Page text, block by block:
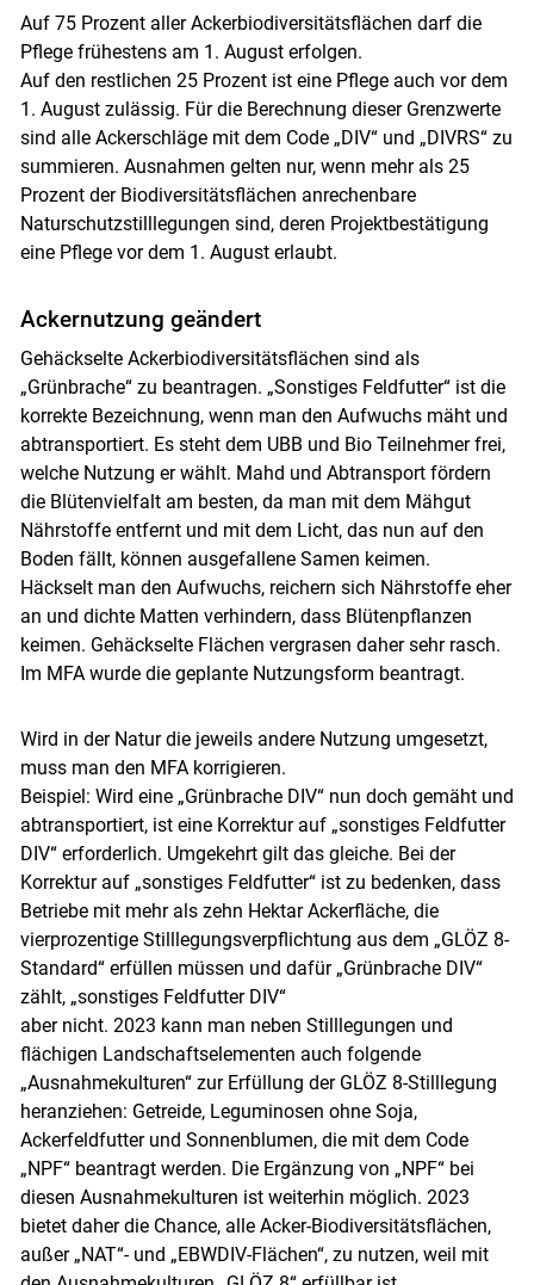
Skip to main content
Auf 75 Prozent aller Ackerbiodiversitätsflächen darf die
Pflege frühestens am 1. August erfolgen.
Auf den restlichen 25 Prozent ist eine Pflege auch vor dem
1. August zulässig. Für die Berechnung dieser Grenzwerte
sind alle Ackerschläge mit dem Code „DIV“ und „DIVRS“ zu
summieren. Ausnahmen gelten nur, wenn mehr als 25
Prozent der Biodiversitätsflächen anrechenbare
Naturschutzstilllegungen sind, deren Projektbestätigung
eine Pflege vor dem 1. August erlaubt.
Ackernutzung geändert
Gehäckselte Ackerbiodiversitätsflächen sind als
„Grünbrache“ zu beantragen. „Sonstiges Feldfutter“ ist die
korrekte Bezeichnung, wenn man den Aufwuchs mäht und
abtransportiert. Es steht dem UBB und Bio Teilnehmer frei,
welche Nutzung er wählt. Mahd und Abtransport fördern
die Blütenvielfalt am besten, da man mit dem Mähgut
Nährstoffe entfernt und mit dem Licht, das nun auf den
Boden fällt, können ausgefallene Samen keimen.
Häckselt man den Aufwuchs, reichern sich Nährstoffe eher
an und dichte Matten verhindern, dass Blütenpflanzen
keimen. Gehäckselte Flächen vergrasen daher sehr rasch.
Im MFA wurde die geplante Nutzungsform beantragt.
Wird in der Natur die jeweils andere Nutzung umgesetzt,
muss man den MFA korrigieren.
Beispiel: Wird eine „Grünbrache DIV“ nun doch gemäht und
abtransportiert, ist eine Korrektur auf „sonstiges Feldfutter
DIV“ erforderlich. Umgekehrt gilt das gleiche. Bei der
Korrektur auf „sonstiges Feldfutter“ ist zu bedenken, dass
Betriebe mit mehr als zehn Hektar Ackerfläche, die
vierprozentige Stilllegungsverpflichtung aus dem „GLÖZ 8-
Standard“ erfüllen müssen und dafür „Grünbrache DIV“
zählt, „sonstiges Feldfutter DIV“
aber nicht. 2023 kann man neben Stilllegungen und
flächigen Landschaftselementen auch folgende
„Ausnahmekulturen“ zur Erfüllung der GLÖZ 8-Stilllegung
heranziehen: Getreide, Leguminosen ohne Soja,
Ackerfeldfutter und Sonnenblumen, die mit dem Code
„NPF“ beantragt werden. Die Ergänzung von „NPF“ bei
diesen Ausnahmekulturen ist weiterhin möglich. 2023
bietet daher die Chance, alle Acker-Biodiversitätsflächen,
außer „NAT“- und „EBWDIV-Flächen“, zu nutzen, weil mit